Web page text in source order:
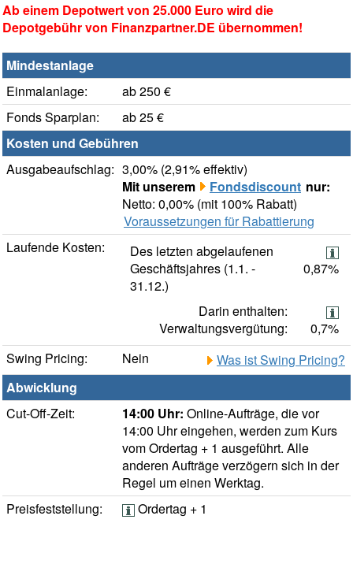
Ab einem Depotwert von 25.000 Euro wird die
Depotgebühr von Finanzpartner.DE übernommen!
Mindestanlage
Einmalanlage:
ab 250 €
Fonds Sparplan:
ab 25 €
Kosten und Gebühren
Ausgabeaufschlag: 3,00% (2,91% effektiv)
Mit unserem
Fondsdiscount nur:
Netto: 0,00% (mit 100% Rabatt)
Voraussetzungen für Rabattierung
Laufende Kosten:
Des letzten abgelaufenen
Geschäftsjahres (1.1. -
31.12.)
0,87%
Darin enthalten:
Verwaltungsvergütung:
0,7%
Swing Pricing:
Nein
Was ist Swing Pricing?
Abwicklung
Cut-Off-Zeit:
14:00 Uhr: Online-Aufträge, die vor
14:00 Uhr eingehen, werden zum Kurs
vom Ordertag + 1 ausgeführt. Alle
anderen Aufträge verzögern sich in der
Regel um einen Werktag.
Preisfeststellung:
Ordertag + 1